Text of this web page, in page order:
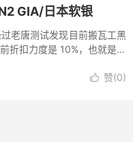
GIA/日本软银
老唐测试发现目前搬瓦工黑
折扣力度是 10%，也就是全
 赞(0)